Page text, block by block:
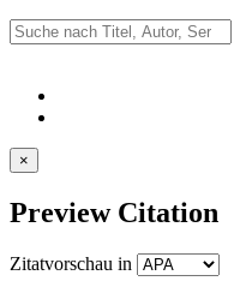
×
Preview Citation
Zitatvorschau in